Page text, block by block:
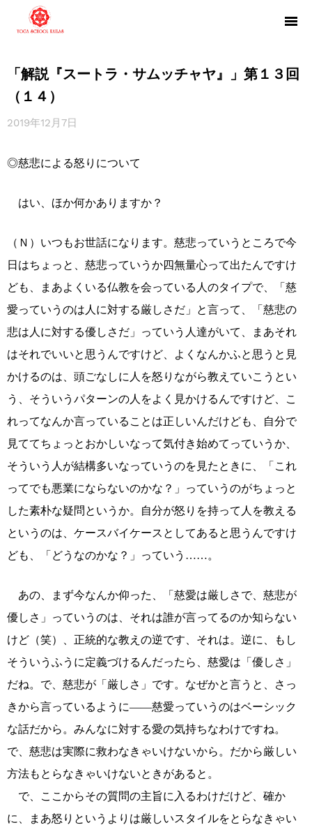
「解説『スートラ・サムッチャヤ』」第１３回
（１４）
2019年12月7日
◎慈悲による怒りについて
はい、ほか何かありますか？
（Ｎ）いつもお世話になります。慈悲っていうところで今
日はちょっと、慈悲っていうか四無量心って出たんですけ
ども、まあよくいる仏教を会っている人のタイプで、「慈
愛っていうのは人に対する厳しさだ」と言って、「慈悲の
悲は人に対する優しさだ」っていう人達がいて、まあそれ
はそれでいいと思うんですけど、よくなんかふと思うと見
かけるのは、頭ごなしに人を怒りながら教えていこうとい
う、そういうパターンの人をよく見かけるんですけど、こ
れってなんか言っていることは正しいんだけども、自分で
見ててちょっとおかしいなって気付き始めてっていうか、
そういう人が結構多いなっていうのを見たときに、「これ
ってでも悪業にならないのかな？」っていうのがちょっと
した素朴な疑問というか。自分が怒りを持って人を教える
というのは、ケースバイケースとしてあると思うんですけ
ども、「どうなのかな？」っていう……。
あの、まず今なんか仰った、「慈愛は厳しさで、慈悲が
優しさ」っていうのは、それは誰が言ってるのか知らない
けど（笑）、正統的な教えの逆です、それは。逆に、もし
そういうふうに定義づけるんだったら、慈愛は「優しさ」
だね。で、慈悲が「厳しさ」です。なぜかと言うと、さっ
きから言っているように――慈愛っていうのはベーシック
な話だから。みんなに対する愛の気持ちなわけですね。
で、慈悲は実際に救わなきゃいけないから。だから厳しい
方法もとらなきゃいけないときがあると。
で、ここからその質問の主旨に入るわけだけど、確か
に、まあ怒りというよりは厳しいスタイルをとらなきゃい